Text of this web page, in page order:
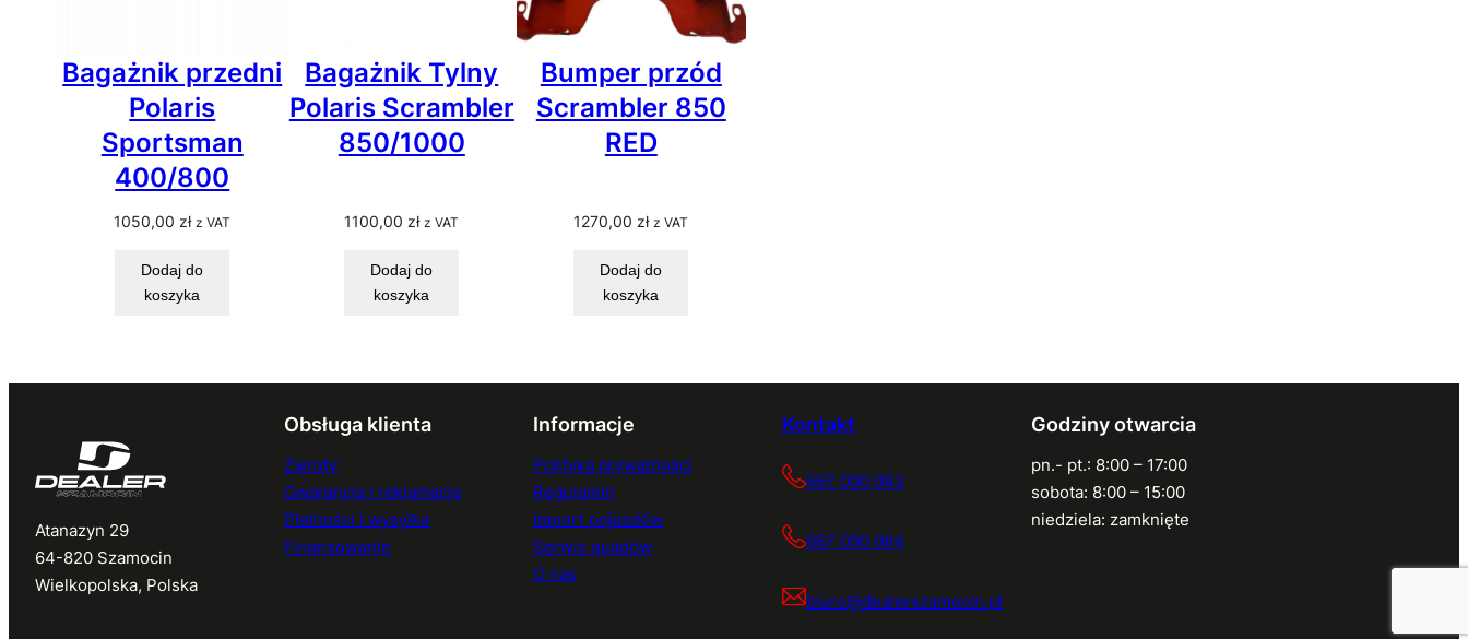
Bagażnik przedni
Polaris
Sportsman
400/800
1050,00 zł z VAT
Dodaj do
koszyka
Bagażnik Tylny
Polaris Scrambler
850/1000
1100,00 zł z VAT
Dodaj do
koszyka
Bumper przód
Scrambler 850
RED
1270,00 zł z VAT
Dodaj do
koszyka
Atanazyn 29
64-820 Szamocin
Wielkopolska, Polska
Obsługa klienta
Zwroty
Gwarancja i reklamacje
Płatności i wysyłka
Finansowanie
Informacje
Polityka prywatności
Regulamin
Import pojazdów
Serwis quadów
O nas
Kontakt
667 000 083
667 000 084
biuro@dealerszamocin.pl
Godziny otwarcia
pn.- pt.: 8:00 – 17:00
sobota: 8:00 – 15:00
niedziela: zamknięte